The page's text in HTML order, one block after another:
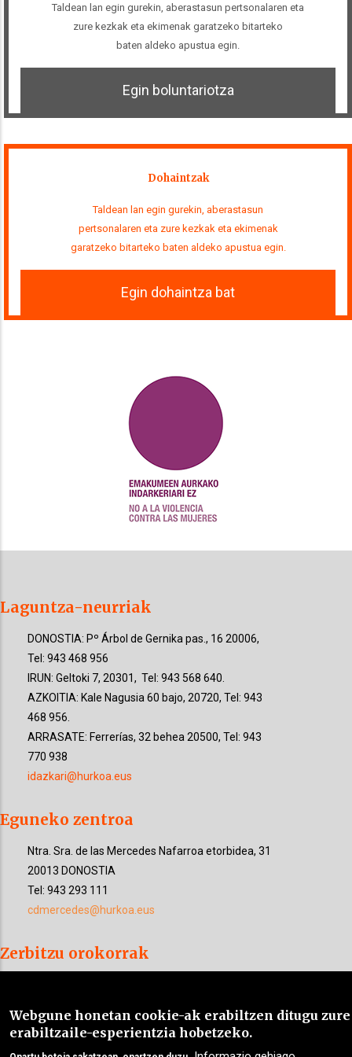
Taldean lan egin gurekin, aberastasun pertsonalaren eta
zure kezkak eta ekimenak garatzeko bitarteko
baten aldeko apustua egin.
Egin boluntariotza
Dohaintzak
Taldean lan egin gurekin, aberastasun
pertsonalaren eta zure kezkak eta ekimenak
garatzeko bitarteko baten aldeko apustua egin.
Egin dohaintza bat
Laguntza-neurriak
DONOSTIA: Pº Árbol de Gernika pas., 16 20006,
Tel: 943 468 956
IRUN: Geltoki 7, 20301, Tel: 943 568 640.
AZKOITIA: Kale Nagusia 60 bajo, 20720, Tel: 943
468 956.
ARRASATE: Ferrerías, 32 behea 20500, Tel: 943
770 938
idazkari@hurkoa.eus
Eguneko zentroa
Ntra. Sra. de las Mercedes Nafarroa etorbidea, 31
20013 DONOSTIA
Tel: 943 293 111
cdmercedes@hurkoa.eus
Zerbitzu orokorrak
idazkari@hurkoa.eus
Webgune honetan cookie-ak erabiltzen ditugu zure
erabiltzaile-esperientzia hobetzeko.